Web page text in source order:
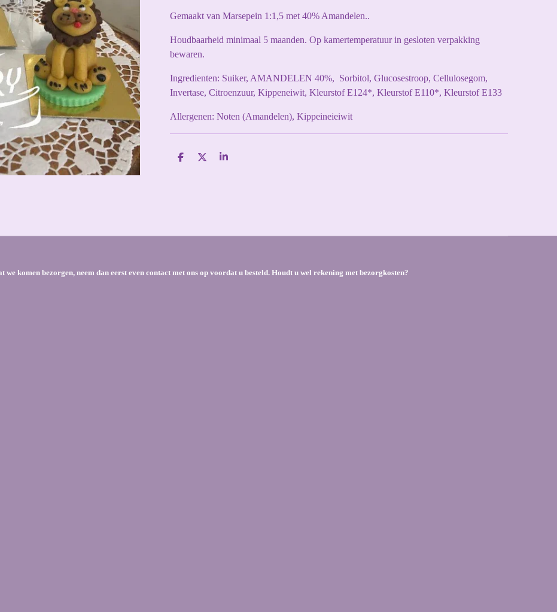
Gemaakt van Marsepein 1:1,5 met 40% Amandelen..
Houdbaarheid minimaal 5 maanden. Op kamertemperatuur in gesloten verpakking
bewaren.
Ingredienten: Suiker, AMANDELEN 40%, Sorbitol, Glucosestroop, Cellulosegom,
Invertase, Citroenzuur, Kippeneiwit, Kleurstof E124*, Kleurstof E110*, Kleurstof E133
Allergenen: Noten (Amandelen), Kippeineieiwit
D
D
S
komen bezorgen, neem dan eerst even contact met ons op voordat u besteld. Houdt u wel rekening met bezorgkosten?